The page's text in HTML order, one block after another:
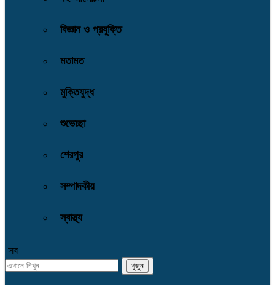
বিজ্ঞান ও প্রযুক্তি
মতামত
মুক্তিযুদ্ধ
শুভেচ্ছা
শেরপুর
সম্পাদকীয়
স্বাস্থ্য
সব